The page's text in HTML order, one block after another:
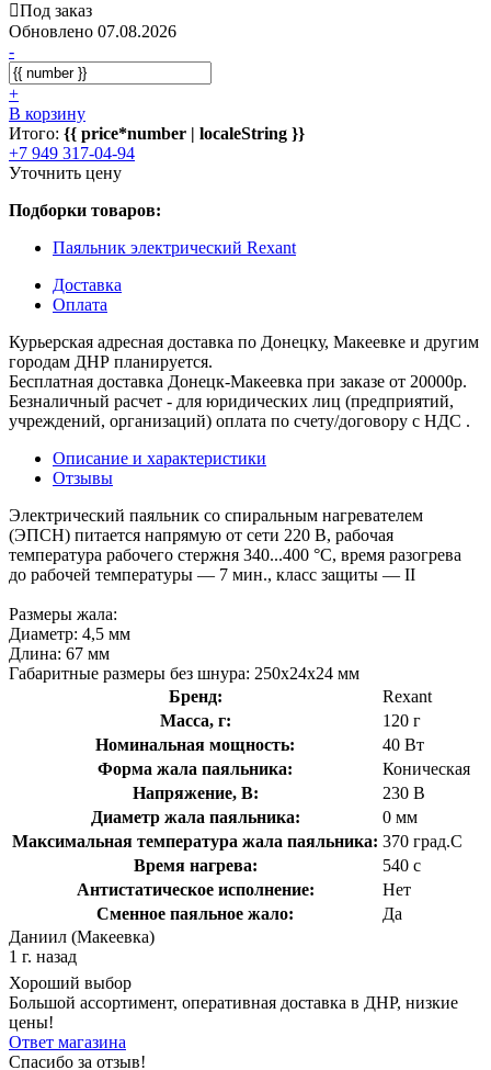
Под заказ
Обновлено 07.08.2026
-
+
В корзину
Итого: {{ price*number | localeString }}
+7 949 317-04-94
Уточнить цену
Подборки товаров:
Паяльник электрический Rexant
Доставка
Оплата
Курьерская адресная доставка по Донецку, Макеевке и другим
городам ДНР планируется.
Бесплатная доставка Донецк-Макеевка при заказе от 20000р.
Безналичный расчет - для юридических лиц (предприятий,
учреждений, организаций) оплата по счету/договору с НДС .
Описание и характеристики
Отзывы
Электрический паяльник со спиральным нагревателем
(ЭПСН) питается напрямую от сети 220 В, рабочая
температура рабочего стержня 340...400 °С, время разогрева
до рабочей температуры — 7 мин., класс защиты — II
Размеры жала:
Диаметр: 4,5 мм
Длина: 67 мм
Габаритные размеры без шнура: 250x24x24 мм
Бренд:
Rexant
Масса, г:
120 г
Номинальная мощность:
40 Вт
Форма жала паяльника:
Коническая
Напряжение, В:
230 В
Диаметр жала паяльника:
0 мм
Максимальная температура жала паяльника: 370 град.C
Время нагрева:
540 с
Антистатическое исполнение:
Нет
Сменное паяльное жало:
Да
Даниил (Макеевка)
1 г. назад
Хороший выбор
Большой ассортимент, оперативная доставка в ДНР, низкие
цены!
Ответ магазина
Спасибо за отзыв!